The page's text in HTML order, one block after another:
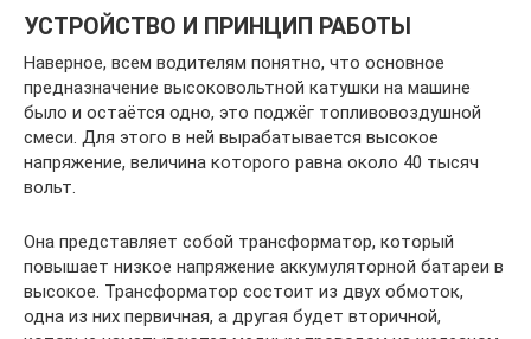
УСТРОЙСТВО И ПРИНЦИП РАБОТЫ
Наверное, всем водителям понятно, что основное
предназначение высоковольтной катушки на машине
было и остаётся одно, это поджёг топливовоздушной
смеси. Для этого в ней вырабатывается высокое
напряжение, величина которого равна около 40 тысяч
вольт.
Она представляет собой трансформатор, который
повышает низкое напряжение аккумуляторной батареи в
высокое. Трансформатор состоит из двух обмоток,
одна из них первичная, а другая будет вторичной,